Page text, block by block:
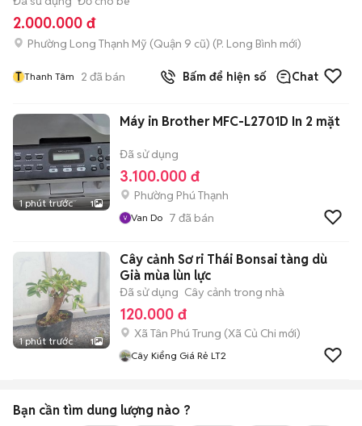
2.000.000 đ
Phường Long Thạnh Mỹ (Quận 9 cũ) (P. Long Bình mới)
T Thanh Tâm 2 đã bán Bấm để hiện số Chat
1 phút trước 1
Máy in Brother MFC-L2701D In 2 mặt
Đã sử dụng
3.100.000 đ
Phường Phú Thạnh
Van Do 7 đã bán
1 phút trước 1
Cây cảnh Sơ ri Thái Bonsai tàng dù
Già mùa lùn lực
Đã sử dụng Cây cảnh trong nhà
120.000 đ
Xã Tân Phú Trung (Xã Củ Chi mới)
Cây Kiểng Giá Rẻ LT2
Bạn cần tìm dung lượng nào ?